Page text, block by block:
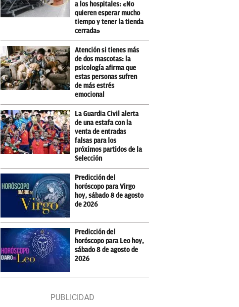
a los hospitales: «No
quieren esperar mucho
tiempo y tener la tienda
cerrada»
Atención si tienes más
de dos mascotas: la
psicología afirma que
estas personas sufren
de más estrés
emocional
La Guardia Civil alerta
de una estafa con la
venta de entradas
falsas para los
próximos partidos de la
Selección
Predicción del
horóscopo para Virgo
hoy, sábado 8 de agosto
de 2026
Predicción del
horóscopo para Leo hoy,
sábado 8 de agosto de
2026